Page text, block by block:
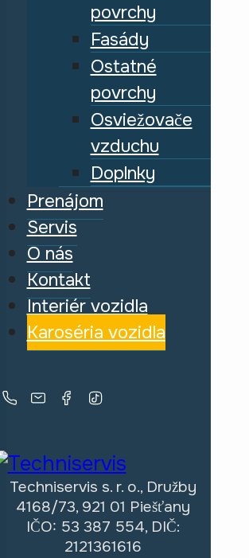
povrchy
Fasády
Ostatné
povrchy
Osviežovače
vzduchu
Doplnky
Prenájom
Servis
O nás
Kontakt
Interiér vozidla
Karoséria vozidla
Techniservis s. r. o., Družby
4168/73, 921 01 Piešťany
IČO: 53 387 554, DIČ:
2121361616